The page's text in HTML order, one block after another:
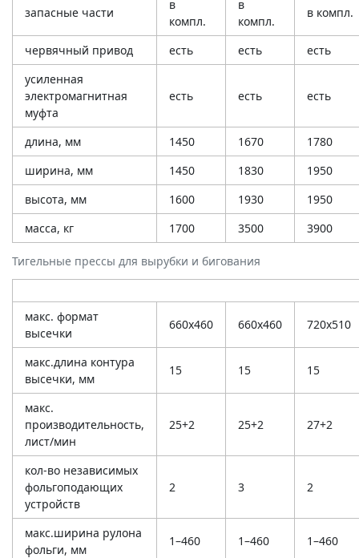
Тигельные прессы для вырубки и бигования
запасные части
в
компл.
в
компл.
в компл.
червячный привод есть есть
есть
усиленная
электромагнитная
муфта
есть есть есть
длина, мм 1450 1670
1780
ширина, мм
1450 1830
1950
высота, мм
1600 1930
1950
масса, кг
1700 3500 3900
макс. формат
высечки
660х460 660х460 720х510
макс.длина контура
высечки, мм
15 15 15
макс.
производительность,
лист/мин
25+2 25+2 27+2
кол-во независимых
фольгоподающих
устройств
2 3 2
макс.ширина рулона
фольги, мм
1–460 1–460 1–460